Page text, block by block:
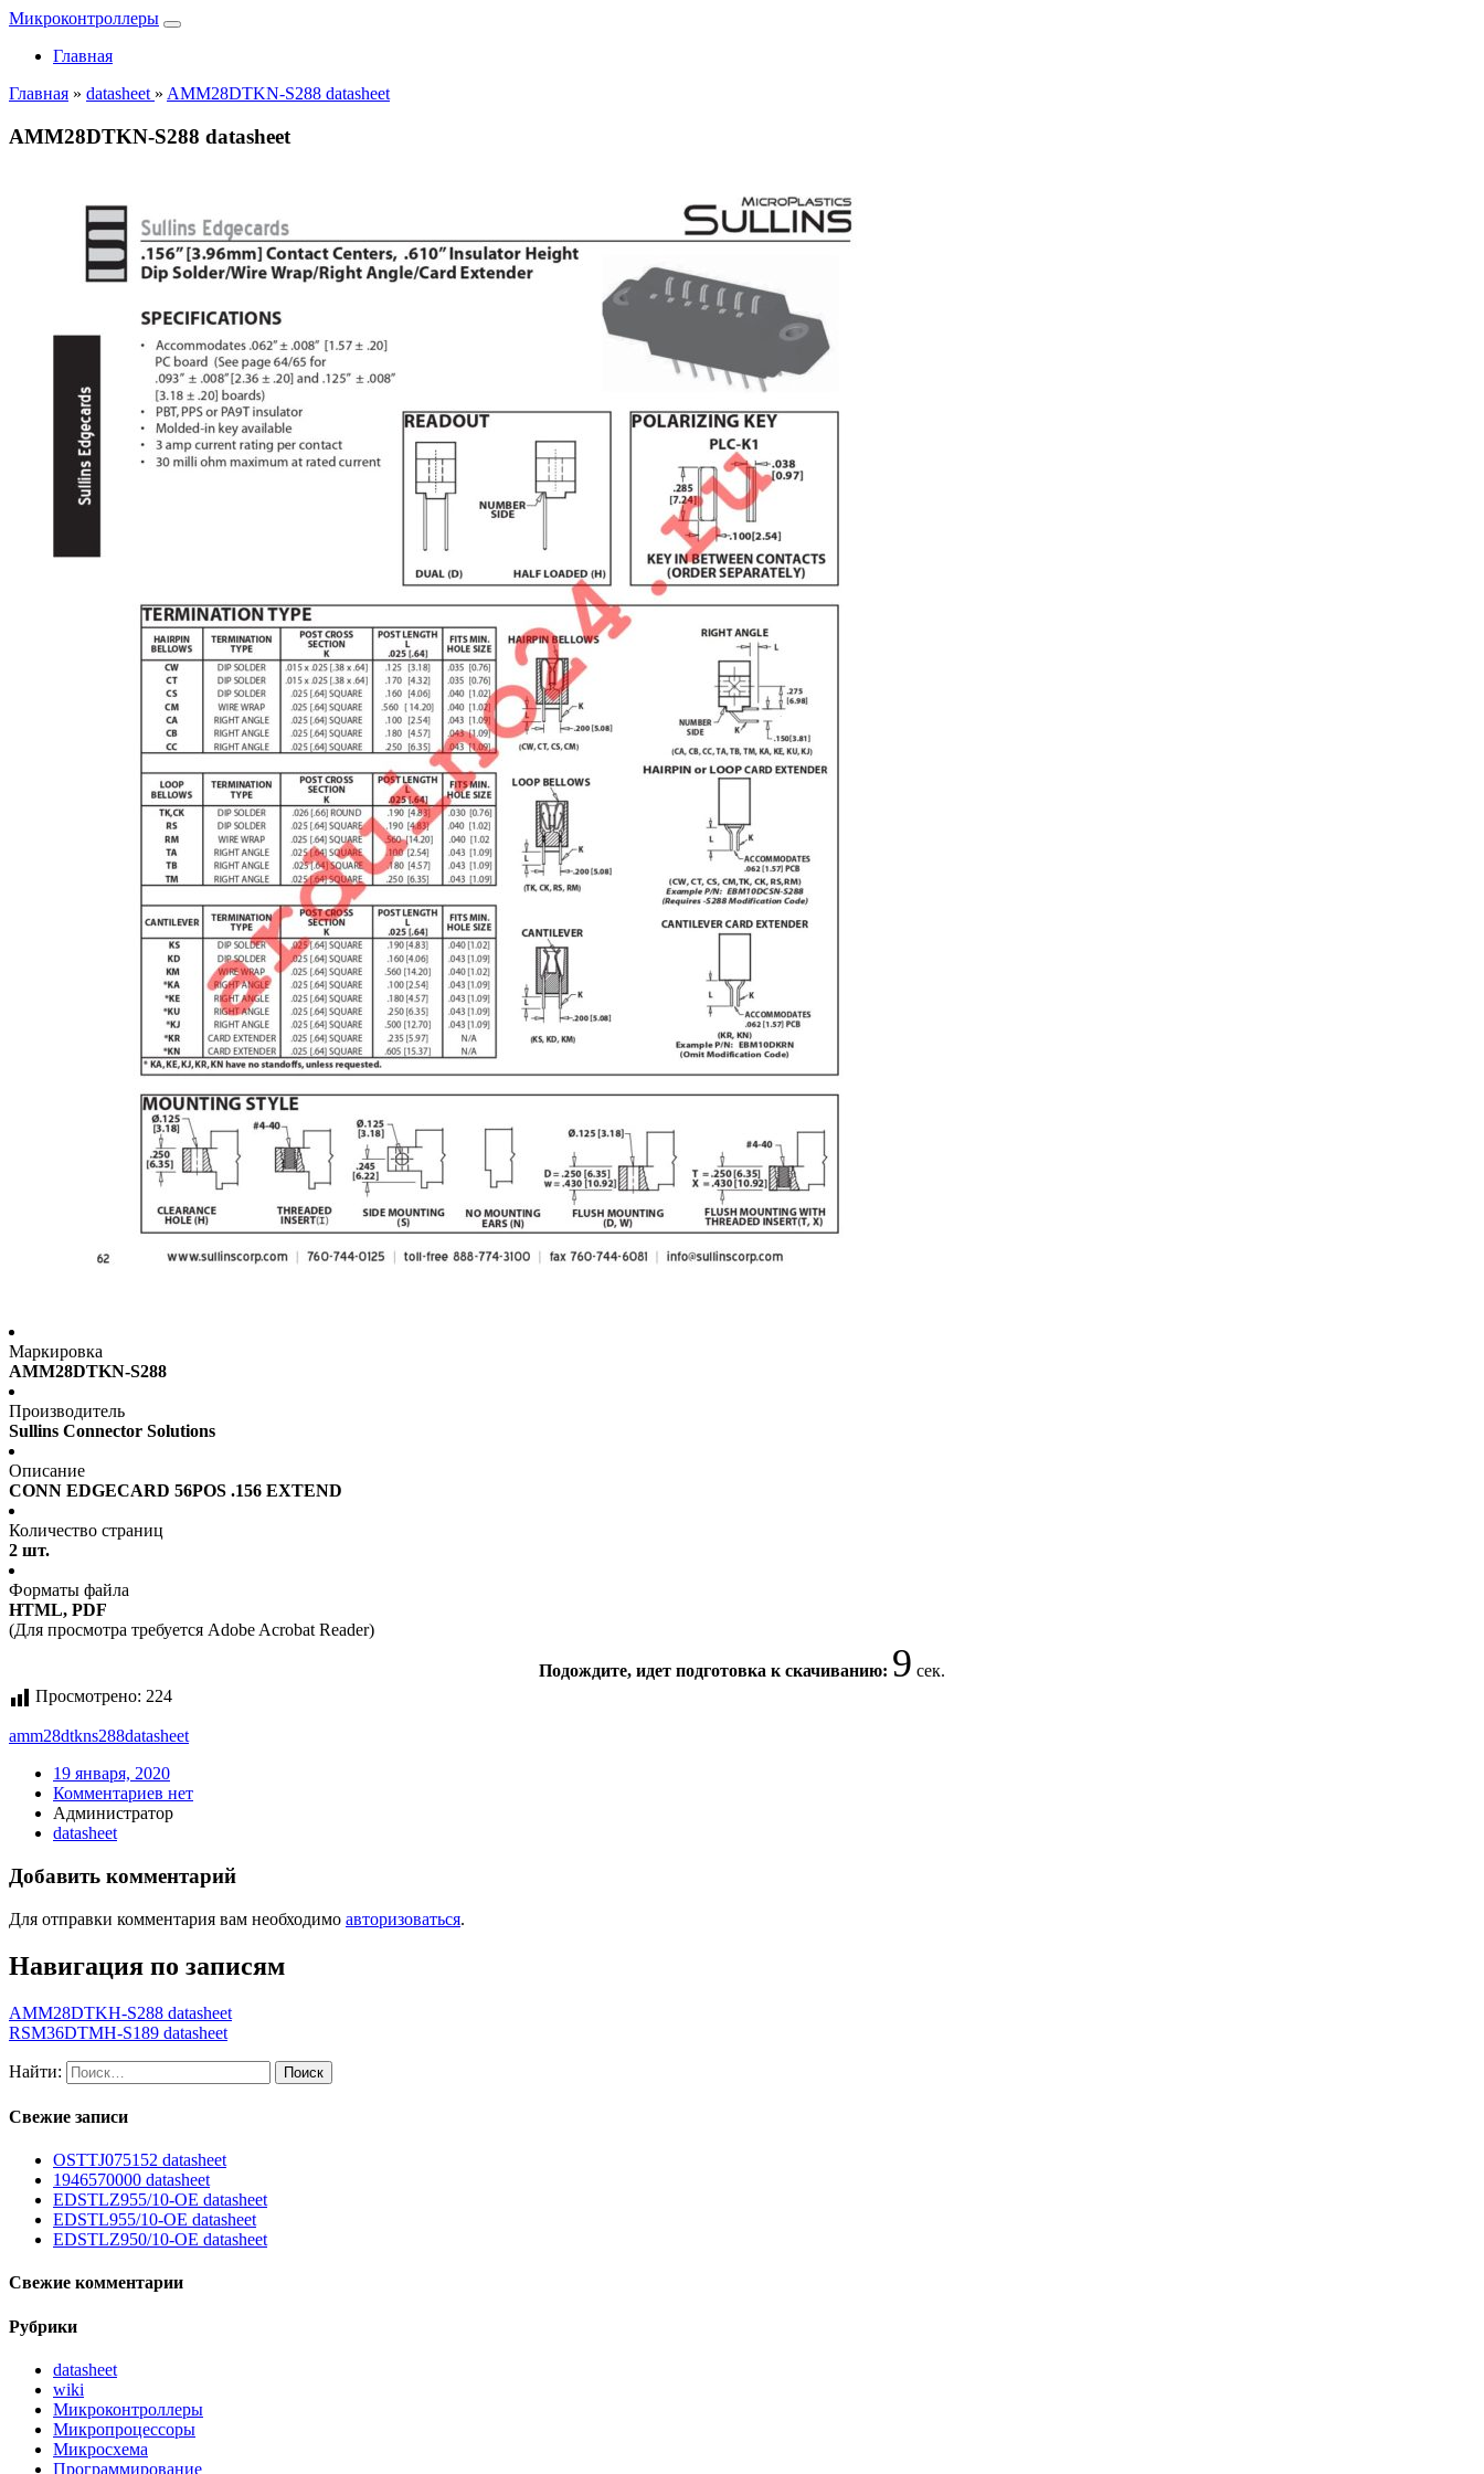
Микроконтроллеры
Главная
Главная » datasheet » AMM28DTKN-S288 datasheet
AMM28DTKN-S288 datasheet
Маркировка
AMM28DTKN-S288
Производитель
Sullins Connector Solutions
Описание
CONN EDGECARD 56POS .156 EXTEND
Количество страниц
2 шт.
Форматы файла
HTML, PDF
(Для просмотра требуется Adobe Acrobat Reader)
Подождите, идет подготовка к скачиванию: 8 сек.
Просмотрено: 224
amm28dtkns288datasheet
19 января, 2020
Комментариев нет
Администратор
datasheet
Добавить комментарий
Для отправки комментария вам необходимо авторизоваться.
Навигация по записям
AMM28DTKH-S288 datasheet
RSM36DTMH-S189 datasheet
Найти:
Свежие записи
OSTTJ075152 datasheet
1946570000 datasheet
EDSTLZ955/10-OE datasheet
EDSTL955/10-OE datasheet
EDSTLZ950/10-OE datasheet
Свежие комментарии
Рубрики
datasheet
wiki
Микроконтроллеры
Микропроцессоры
Микросхема
Программирование